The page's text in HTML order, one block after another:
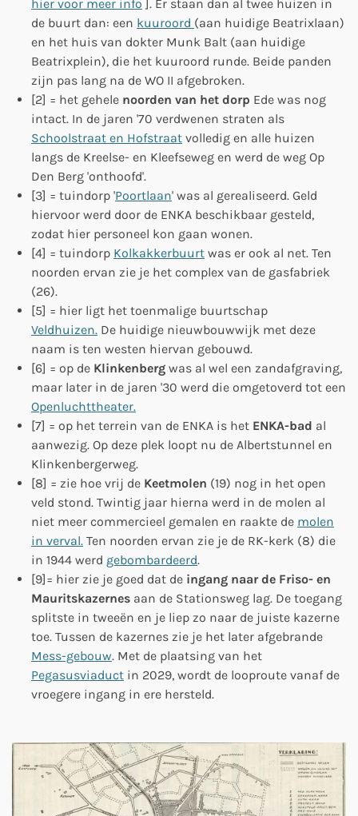
hier voor meer info ]. Er staan dan al twee huizen in
de buurt dan: een kuuroord (aan huidige Beatrixlaan)
en het huis van dokter Munk Balt (aan huidige
Beatrixplein), die het kuuroord runde. Beide panden
zijn pas lang na de WO II afgebroken.
[2] = het gehele noorden van het dorp Ede was nog
intact. In de jaren '70 verdwenen straten als
Schoolstraat en Hofstraat volledig en alle huizen
langs de Kreelse- en Kleefseweg en werd de weg Op
Den Berg 'onthoofd'.
[3] = tuindorp 'Poortlaan' was al gerealiseerd. Geld
hiervoor werd door de ENKA beschikbaar gesteld,
zodat hier personeel kon gaan wonen.
[4] = tuindorp Kolkakkerbuurt was er ook al net. Ten
noorden ervan zie je het complex van de gasfabriek
(26).
[5] = hier ligt het toenmalige buurtschap
Veldhuizen. De huidige nieuwbouwwijk met deze
naam is ten westen hiervan gebouwd.
[6] = op de Klinkenberg was al wel een zandafgraving,
maar later in de jaren '30 werd die omgetoverd tot een
Openluchttheater.
[7] = op het terrein van de ENKA is het ENKA-bad al
aanwezig. Op deze plek loopt nu de Albertstunnel en
Klinkenbergerweg.
[8] = zie hoe vrij de Keetmolen (19) nog in het open
veld stond. Twintig jaar hierna werd in de molen al
niet meer commercieel gemalen en raakte de molen
in verval. Ten noorden ervan zie je de RK-kerk (8) die
in 1944 werd gebombardeerd.
[9]= hier zie je goed dat de ingang naar de Friso- en
Mauritskazernes aan de Stationsweg lag. De toegang
splitste in tweeën en je liep zo naar de juiste kazerne
toe. Tussen de kazernes zie je het later afgebrande
Mess-gebouw. Met de plaatsing van het
Pegasusviaduct in 2029, wordt de looproute vanaf de
vroegere ingang in ere hersteld.